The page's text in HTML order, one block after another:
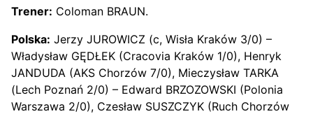
Trener: Coloman BRAUN.
Polska: Jerzy JUROWICZ (c, Wisła Kraków 3/0) –
Władysław GĘDŁEK (Cracovia Kraków 1/0), Henryk
JANDUDA (AKS Chorzów 7/0), Mieczysław TARKA
(Lech Poznań 2/0) – Edward BRZOZOWSKI (Polonia
Warszawa 2/0), Czesław SUSZCZYK (Ruch Chorzów